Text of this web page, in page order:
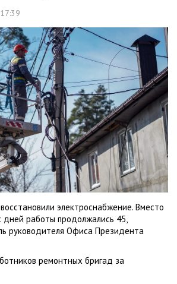
электроснабжение. Вместо
дней работы продолжались 45,
руководителя Офиса Президента
ремонтных бригад за